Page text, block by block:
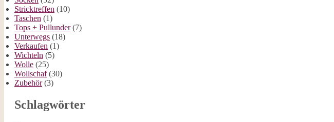
Stricktreffen (10)
Taschen (1)
Tops + Pullunder(7)
Unterwegs (18)
Verkaufen (1)
Wichteln (5)
Wolle (25)
Wollschaf(30)
Zubehör(3)
Schlagwörter